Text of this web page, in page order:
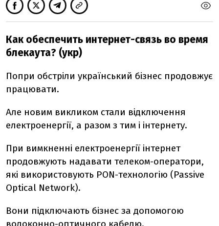
Как обеспечить интернет-связь во время
блекаута? (укр)
Попри обстріли український бізнес продовжує
працювати.
Але новим викликом стали відключення
електроенергії, а разом з тим і інтернету.
При вимкненні електроенергії інтернет
продовжують надавати телеком-оператори,
які використовують PON-технологію (Passive
Optical Network).
Вони підключають бізнес за допомогою